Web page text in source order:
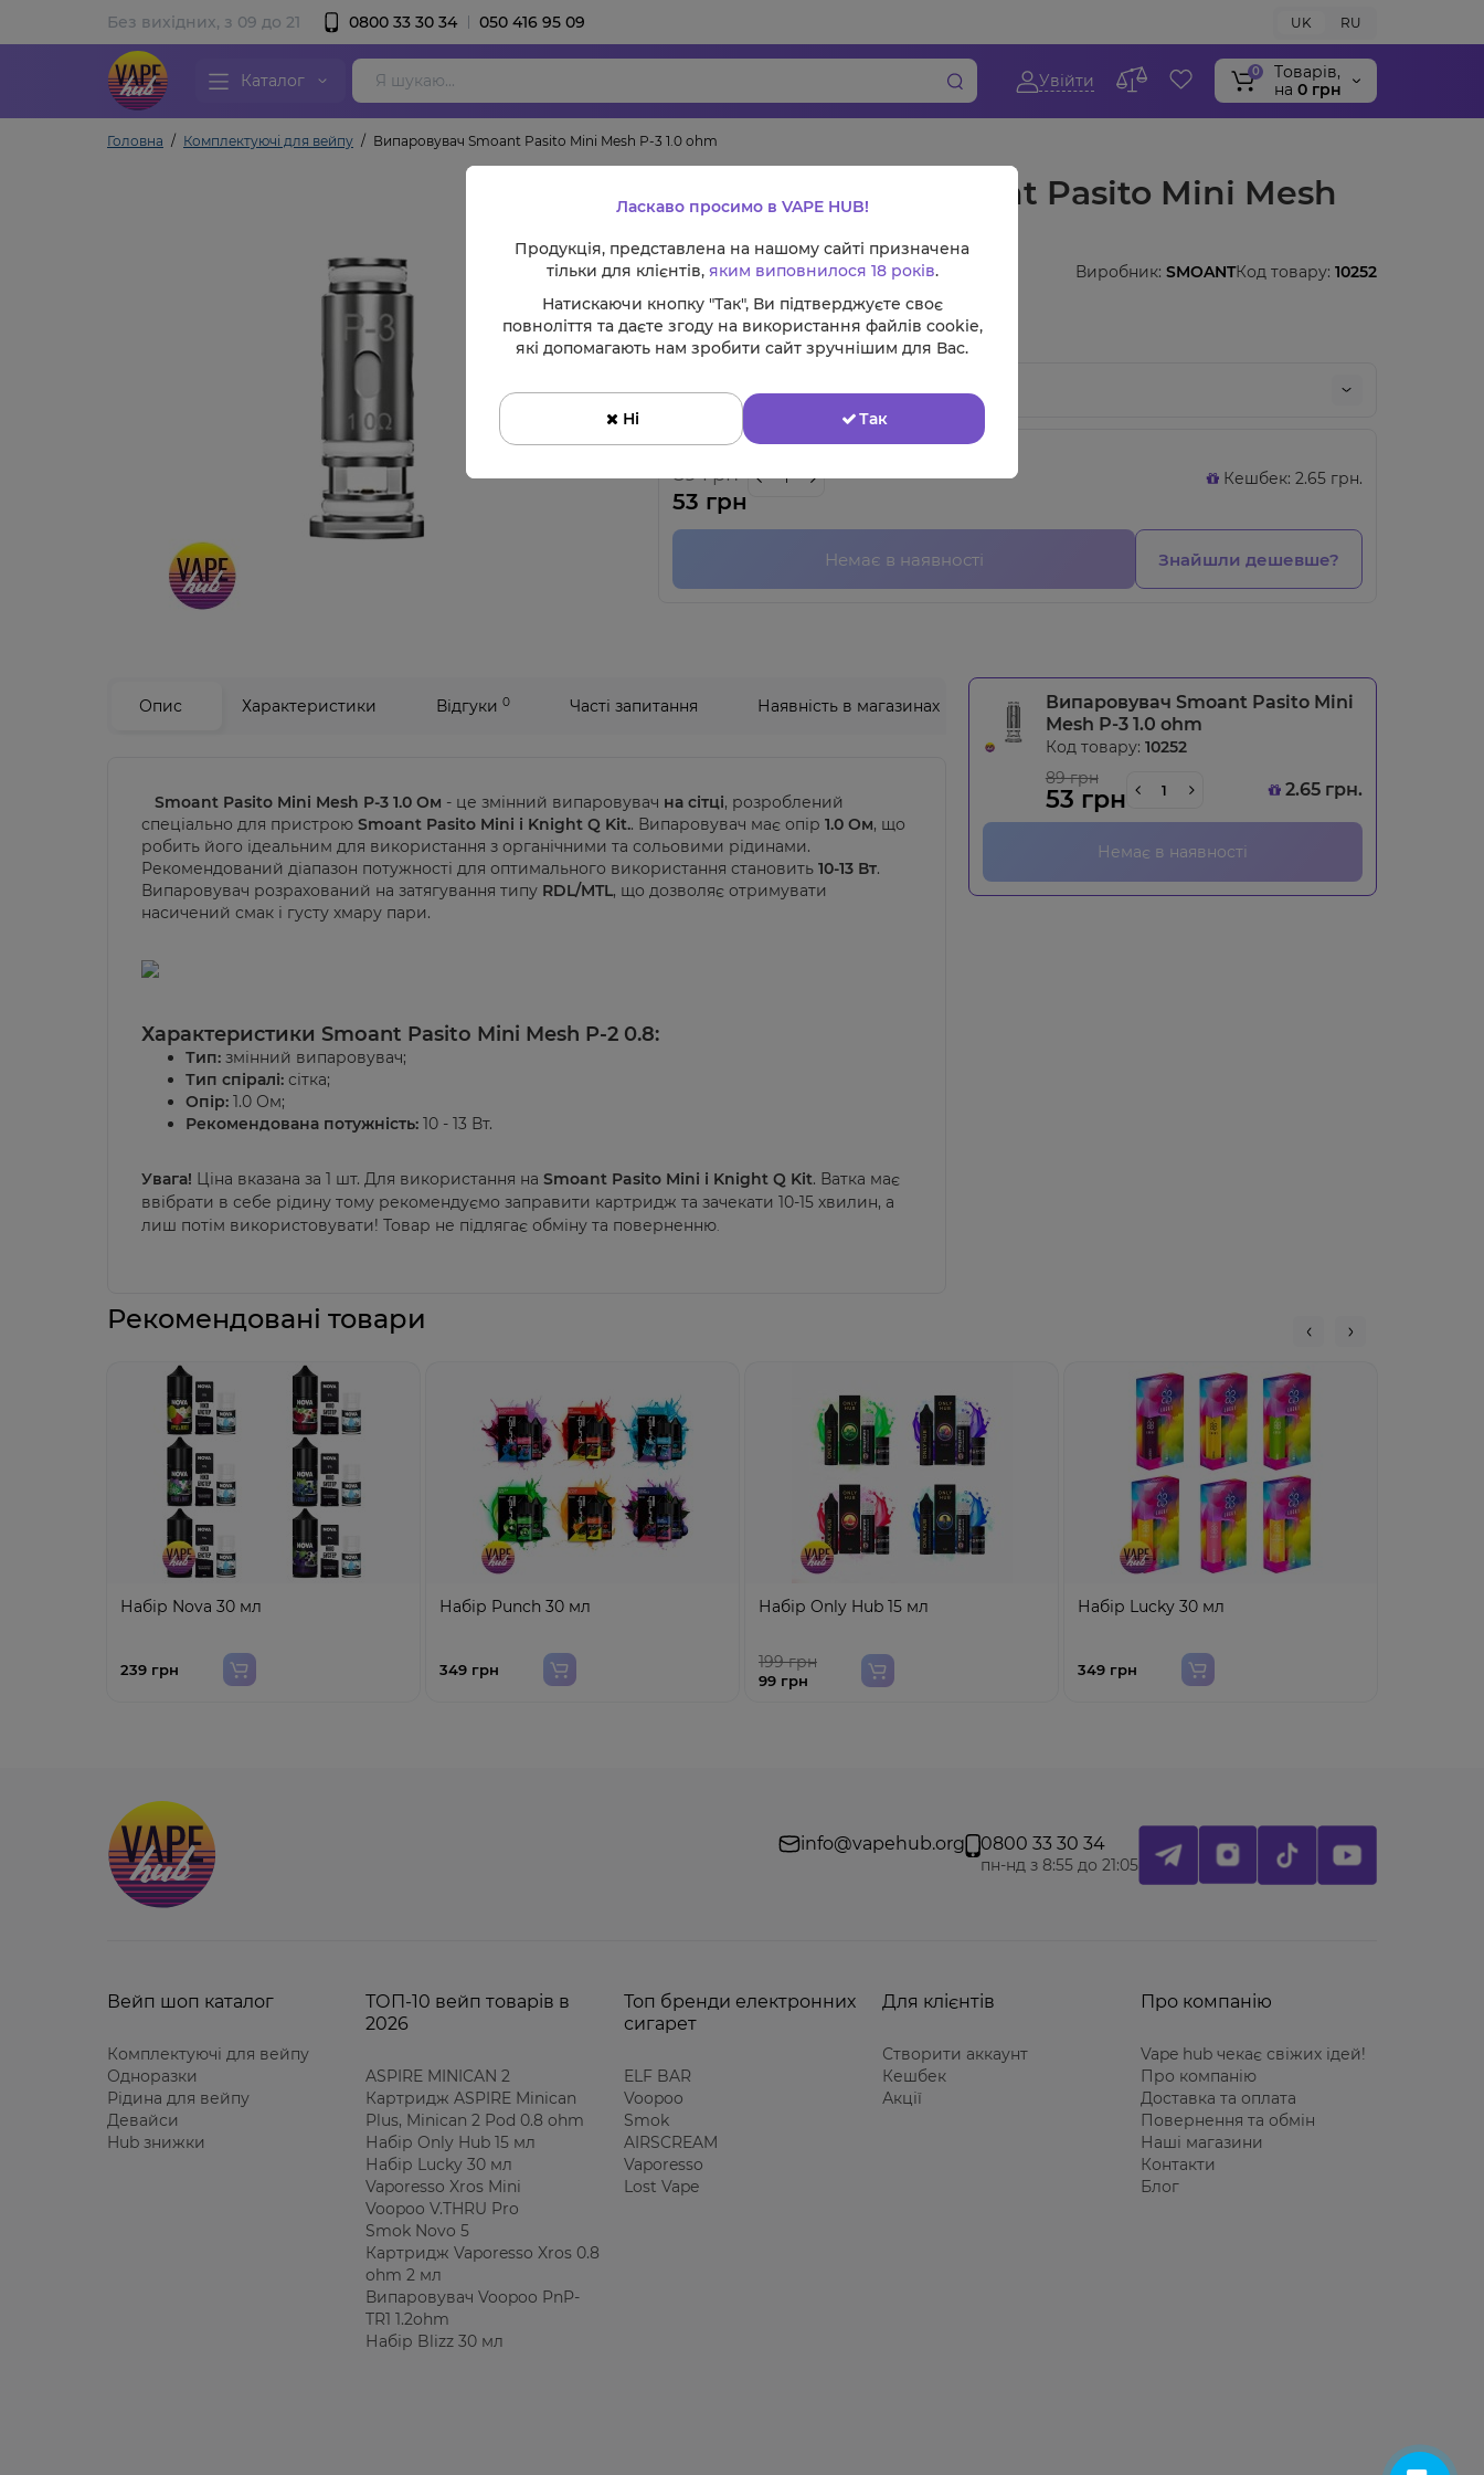
Без вихідних, з 09 до 21 0800 33 30 34 050 416 95 09 UK RU
Каталог Увійти 0
Tоварів,
на 0 грн
Головна Комплектуючі для вейпу Випаровувач Smoant Pasito Mini Mesh Р-3 1.0 ohm
Випаровувач Smoant Pasito Mini Mesh
Р-3 1.0 ohm
Виробник: SMOANTКод товару: 10252
Змінні комплектуючі
Випаровувачі
89 грн
53 грн
Кешбек: 2.65 грн.
Немає в наявності Знайшли дешевше?
Опис Характеристики Відгуки 0 Часті запитання Наявність в магазинах
Smoant Pasito Mini Mesh P-3 1.0 Ом - це змінний випаровувач на сітці, розроблений
спеціально для пристрою Smoant Pasito Mini і Knight Q Kit.. Випаровувач має опір 1.0 Ом, що
робить його ідеальним для використання з органічними та сольовими рідинами.
Рекомендований діапазон потужності для оптимального використання становить 10-13 Вт.
Випаровувач розрахований на затягування типу RDL/MTL, що дозволяє отримувати
насичений смак і густу хмару пари.
Характеристики Smoant Pasito Mini Mesh P-2 0.8:
Тип: змінний випаровувач;
Тип спіралі: сітка;
Опір: 1.0 Ом;
Рекомендована потужність: 10 - 13 Вт.
Увага! Ціна вказана за 1 шт. Для використання на Smoant Pasito Mini і Knight Q Kit. Ватка має
ввібрати в себе рідину тому рекомендуємо заправити картридж та зачекати 10-15 хвилин, а
лиш потім використовувати! Товар не підлягає обміну та поверненню.
Випаровувач Smoant Pasito Mini
Mesh Р-3 1.0 ohm
Код товару: 10252
89 грн
53 грн 2.65 грн.
Немає в наявності
Рекомендовані товари
Набір Nova 30 мл
239 грн
Набір Punch 30 мл
349 грн
Набір Only Hub 15 мл
199 грн
99 грн
Набір Lucky 30 мл
349 грн
0800 33 30 34
пн-нд з 8:55 до 21:05
info@vapehub.org
Вейп шоп каталог
Комплектуючі для вейпу
Одноразки
Рідина для вейпу
Девайси
Hub знижки
ТОП-10 вейп товарів в
2026
ASPIRE MINICAN 2
Картридж ASPIRE Minican
Plus, Minican 2 Pod 0.8 ohm
Набір Only Hub 15 мл
Набір Lucky 30 мл
Vaporesso Xros Mini
Voopoo V.THRU Pro
Smok Novo 5
Картридж Vaporesso Xros 0.8
ohm 2 мл
Випаровувач Voopoo PnP-
TR1 1.2ohm
Набір Blizz 30 мл
Топ бренди електронних
сигарет
ELF BAR
Voopoo
Smok
AIRSCREAM
Vaporesso
Lost Vape
Для клієнтів
Створити аккаунт
Кешбек
Акції
Про компанію
Vape hub чекає свіжих ідей!
Про компанію
Доставка та оплата
Повернення та обмін
Наші магазини
Контакти
Блог
Ласкаво просимо в VAPE HUB!
Продукція, представлена на нашому сайті призначена
тільки для клієнтів, яким виповнилося 18 років.
Натискаючи кнопку "Так", Ви підтверджуєте своє
повноліття та даєте згоду на використання файлів cookie,
які допомагають нам зробити сайт зручнішим для Вас.
Ні Так